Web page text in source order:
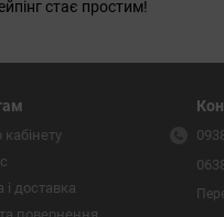
стає простим!
кабінету
і доставка